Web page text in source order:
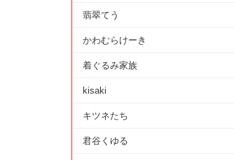
翡翠てう
かわむらけーき
着ぐるみ家族
kisaki
キツネたち
君谷くゆる